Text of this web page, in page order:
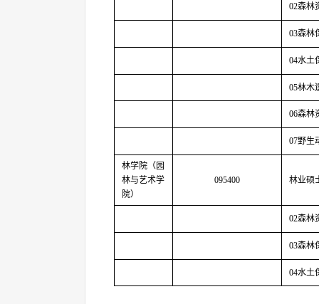
02森林
03森林
04水土
05林木
06森林
07野生
林学院（园
林与艺术学
院）
095400 林业硕
02森林
03森林
04水土